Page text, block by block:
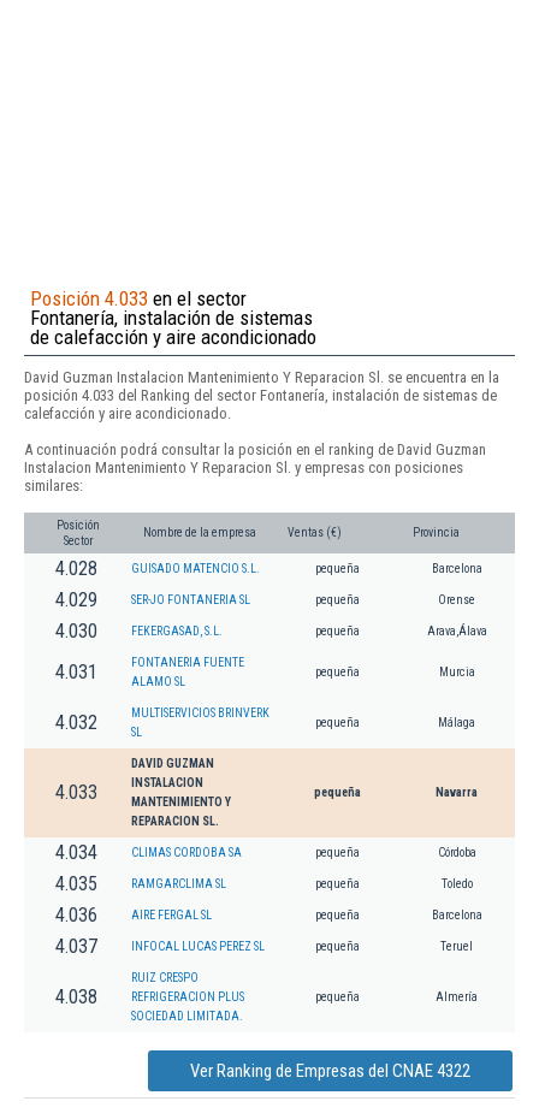
Posición 4.033 en el sector
Fontanería, instalación de sistemas
de calefacción y aire acondicionado
David Guzman Instalacion Mantenimiento Y Reparacion Sl. se encuentra en la
posición 4.033 del Ranking del sector Fontanería, instalación de sistemas de
calefacción y aire acondicionado.
A continuación podrá consultar la posición en el ranking de David Guzman
Instalacion Mantenimiento Y Reparacion Sl. y empresas con posiciones
similares:
Posición
Sector
Nombre de la empresa Ventas (€) Provincia
4.028 GUISADO MATENCIO S.L. pequeña Barcelona
4.029 SER-JO FONTANERIA SL pequeña Orense
4.030 FEKERGASAD, S.L. pequeña Arava,Álava
4.031
FONTANERIA FUENTE
ALAMO SL
pequeña Murcia
4.032
MULTISERVICIOS BRINVERK
SL
pequeña Málaga
4.033
DAVID GUZMAN
INSTALACION
MANTENIMIENTO Y
REPARACION SL.
pequeña Navarra
4.034 CLIMAS CORDOBA SA pequeña Córdoba
4.035 RAMGARCLIMA SL pequeña Toledo
4.036 AIRE FERGAL SL pequeña Barcelona
4.037 INFOCAL LUCAS PEREZ SL pequeña Teruel
4.038
RUIZ CRESPO
REFRIGERACION PLUS
SOCIEDAD LIMITADA.
pequeña Almería
Ver Ranking de Empresas del CNAE 4322